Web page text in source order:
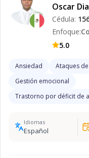
Oscar
Cédula:
Enfoque:
5.0
Ansiedad Ataques
Gestión emocional
Trastorno por déficit de
Idiomas
Español